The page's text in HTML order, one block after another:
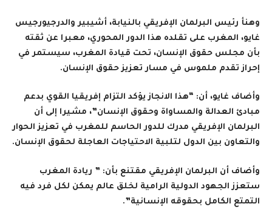
وهنأ رئيس البرلمان الإفريقي بالنيابة، أشيبير والدرجيورجيس
غايو، المغرب على تقلده هذا الدور المحوري، معبرا عن ثقته
بأن مجلس حقوق الإنسان، تحت قيادة المغرب، سيستمر في
إحراز تقدم ملموس في مسار تعزيز حقوق الإنسان.
وأضاف غايو، أن: “هذا الانجاز يؤكد التزام إفريقيا القوي بدعم
مبادئ العدالة والمساواة وحقوق الإنسان”، مشيرا إلى أن
البرلمان الإفريقي مدرك للدور الحاسم للمغرب في تعزيز الحوار
والتعاون بين الدول لتلبية الاحتياجات العاجلة لحقوق الإنسان.
وأضاف أن البرلمان الإفريقي مقتنع بأن: ” ريادة المغرب
ستعزز الجهود الدولية الرامية لخلق عالم يمكن لكل فرد فيه
التمتع الكامل بحقوقه الإنسانية”.